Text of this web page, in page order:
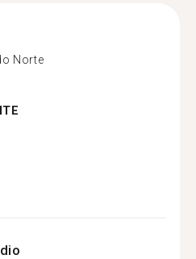
Norte